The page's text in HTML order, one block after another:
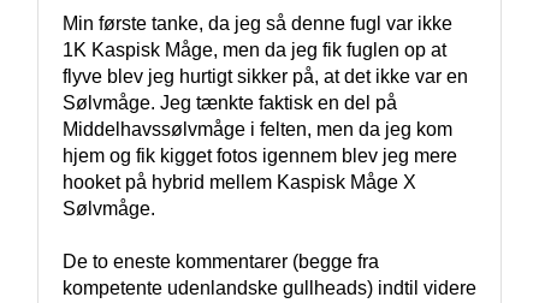
Min første tanke, da jeg så denne fugl var ikke
1K Kaspisk Måge, men da jeg fik fuglen op at
flyve blev jeg hurtigt sikker på, at det ikke var en
Sølvmåge. Jeg tænkte faktisk en del på
Middelhavssølvmåge i felten, men da jeg kom
hjem og fik kigget fotos igennem blev jeg mere
hooket på hybrid mellem Kaspisk Måge X
Sølvmåge.
De to eneste kommentarer (begge fra
kompetente udenlandske gullheads) indtil videre